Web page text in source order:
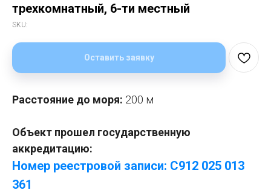
трехкомнатный, 6-ти местный
SKU:
Оставить заявку
Расстояние до моря: 200 м
Объект прошел государственную
аккредитацию:
Номер реестровой записи: С912 025 013
361